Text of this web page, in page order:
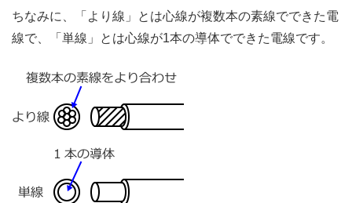
ちなみに、「より線」とは心線が複数本の素線でできた電
線で、「単線」とは心線が1本の導体でできた電線です。